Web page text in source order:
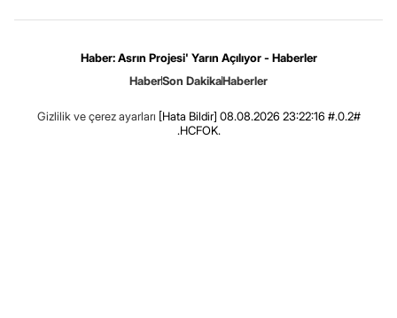
Haber: Asrın Projesi' Yarın Açılıyor - Haberler
HaberSon DakikaHaberler
Gizlilik ve çerez ayarları [Hata Bildir] 08.08.2026 23:22:16 #.0.2#
.HCFOK.